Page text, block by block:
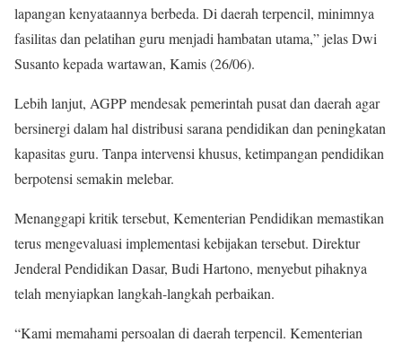
lapangan kenyataannya berbeda. Di daerah terpencil, minimnya
fasilitas dan pelatihan guru menjadi hambatan utama,” jelas Dwi
Susanto kepada wartawan, Kamis (26/06).
Lebih lanjut, AGPP mendesak pemerintah pusat dan daerah agar
bersinergi dalam hal distribusi sarana pendidikan dan peningkatan
kapasitas guru. Tanpa intervensi khusus, ketimpangan pendidikan
berpotensi semakin melebar.
Menanggapi kritik tersebut, Kementerian Pendidikan memastikan
terus mengevaluasi implementasi kebijakan tersebut. Direktur
Jenderal Pendidikan Dasar, Budi Hartono, menyebut pihaknya
telah menyiapkan langkah-langkah perbaikan.
“Kami memahami persoalan di daerah terpencil. Kementerian